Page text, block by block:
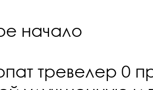
начало
тревелер 0